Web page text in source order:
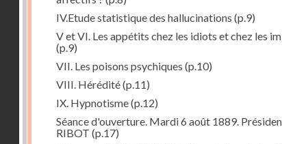
IV.Etude statistique des hallucinations (p.9)
V et VI. Les appétits chez les idiots et chez les
(p.9)
VII. Les poisons psychiques (p.10)
VIII. Hérédité(p.11)
IX. Hypnotisme(p.12)
Séance d'ouverture. Mardi 6 août 1889.
RIBOT (p.17)